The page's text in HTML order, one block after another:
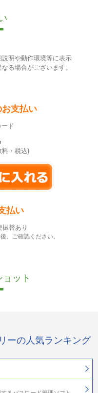
明や動作環境等に表示
る場合がございます。
支払い
ド
料・税込)
払い
替あり
、ご確認ください。
ット
ーの人気ランキング